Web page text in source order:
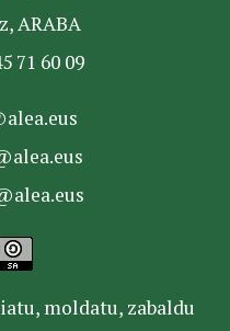
ARABA
71 60 09
moldatu, zabaldu